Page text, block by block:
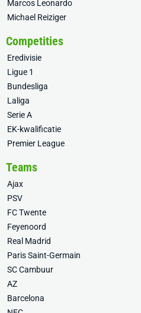
Marcos Leonardo
Michael Reiziger
Competities
Eredivisie
Ligue 1
Bundesliga
Laliga
Serie A
EK-kwalificatie
Premier League
Teams
Ajax
PSV
FC Twente
Feyenoord
Real Madrid
Paris Saint-Germain
SC Cambuur
AZ
Barcelona